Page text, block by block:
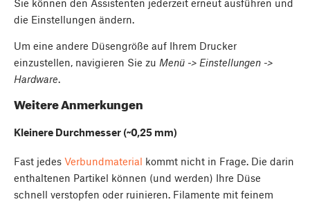
Sie können den Assistenten jederzeit erneut ausführen und
die Einstellungen ändern.
Um eine andere Düsengröße auf Ihrem Drucker
einzustellen, navigieren Sie zu Menü -> Einstellungen ->
Hardware.
Weitere Anmerkungen
Kleinere Durchmesser (~0,25 mm)
Fast jedes Verbundmaterial kommt nicht in Frage. Die darin
enthaltenen Partikel können (und werden) Ihre Düse
schnell verstopfen oder ruinieren. Filamente mit feinem